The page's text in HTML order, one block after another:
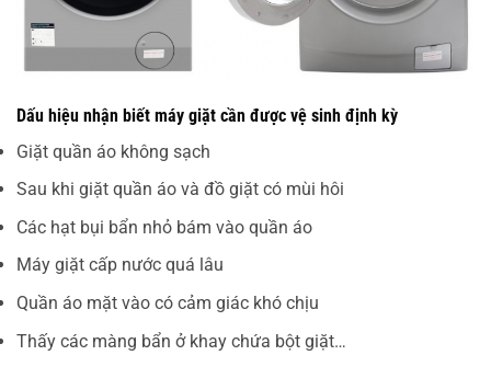
Dấu hiệu nhận biết máy giặt cần được vệ sinh định kỳ
Giặt quần áo không sạch
Sau khi giặt quần áo và đồ giặt có mùi hôi
Các hạt bụi bẩn nhỏ bám vào quần áo
Máy giặt cấp nước quá lâu
Quần áo mặt vào có cảm giác khó chịu
Thấy các màng bẩn ở khay chứa bột giặt…